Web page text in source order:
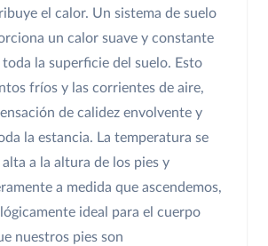
el calor. Un sistema de suelo
un calor suave y constante
toda la superficie del suelo. Esto
fríos y las corrientes de aire,
de calidez envolvente y
la estancia. La temperatura se
a la altura de los pies y
a medida que ascendemos,
ideal para el cuerpo
nuestros pies son